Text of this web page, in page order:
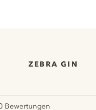
ZEBRA GIN
Bewertungen